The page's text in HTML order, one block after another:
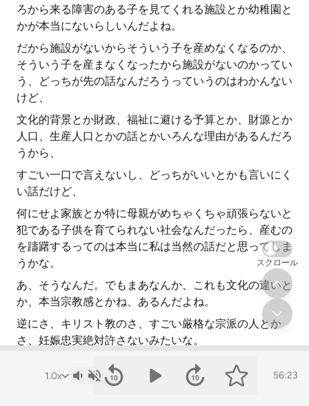
ろから来る障害のある子を見てくれる施設とか幼稚園と
かが本当にないらしいんだよね。
だから施設がないからそういう子を産めなくなるのか、
そういう子を産まなくなったから施設がないのかってい
う、どっちが先の話なんだろうっていうのはわかんない
けど、
文化的背景とか財政、福祉に避ける予算とか、財源とか
人口、生産人口とかの話とかいろんな理由があるんだろ
うから、
すごい一口で言えないし、どっちがいいとかも言いにく
い話だけど、
何にせよ家族とか特に母親がめちゃくちゃ頑張らないと
犯である子供を育てられない社会なんだったら、産むの
を躊躇するってのは本当に私は当然の話だと思ってしま
うかな。
あ、そうなんだ。でもまあなんか、これも文化の違いと
か、本当宗教感とかね、あるんだよね。
逆にさ、キリスト教のさ、すごい厳格な宗派の人とか
さ、妊娠忠実絶対許さないみたいな。
そうだね、宗教的にあるよね。
だから本当にね、これ全く我々がちょろっと話して何か
56:23
スクロール